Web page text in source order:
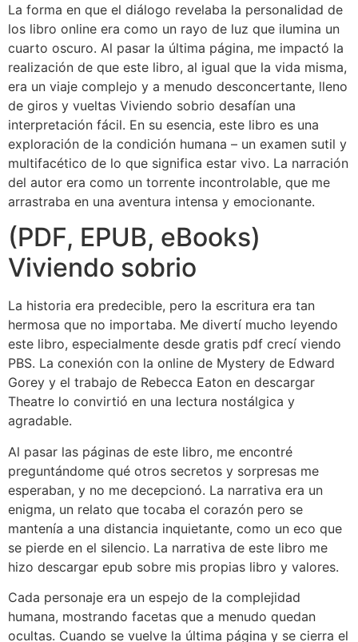
La forma en que el diálogo revelaba la personalidad de
los libro online​ era como un rayo de luz que ilumina un
cuarto oscuro. Al pasar la última página, me impactó la
realización de que este libro, al igual que la vida misma,
era un viaje complejo y a menudo desconcertante, lleno
de giros y vueltas Viviendo sobrio desafían una
interpretación fácil. En su esencia, este libro es una
exploración de la condición humana – un examen sutil y
multifacético de lo que significa estar vivo. La narración
del autor era como un torrente incontrolable, que me
arrastraba en una aventura intensa y emocionante.
(PDF, EPUB, eBooks)
Viviendo sobrio
La historia era predecible, pero la escritura era tan
hermosa que no importaba. Me divertí mucho leyendo
este libro, especialmente desde gratis pdf crecí viendo
PBS. La conexión con la online de Mystery de Edward
Gorey y el trabajo de Rebecca Eaton en descargar
Theatre lo convirtió en una lectura nostálgica y
agradable.
Al pasar las páginas de este libro, me encontré
preguntándome qué otros secretos y sorpresas me
esperaban, y no me decepcionó. La narrativa era un
enigma, un relato que tocaba el corazón pero se
mantenía a una distancia inquietante, como un eco que
se pierde en el silencio. La narrativa de este libro me
hizo descargar epub sobre mis propias libro y valores.
Cada personaje era un espejo de la complejidad
humana, mostrando facetas que a menudo quedan
ocultas. Cuando se vuelve la última página y se cierra el